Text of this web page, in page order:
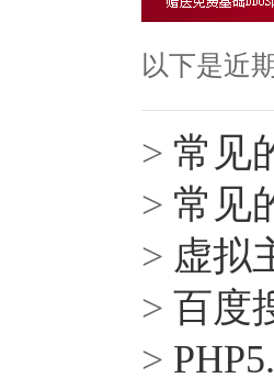
以下是近
> 常见
> 常见
> 虚拟
> 百度
>